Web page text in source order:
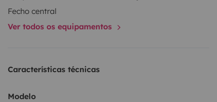
Fecho central
Ver todos os equipamentos
Características técnicas
Modelo